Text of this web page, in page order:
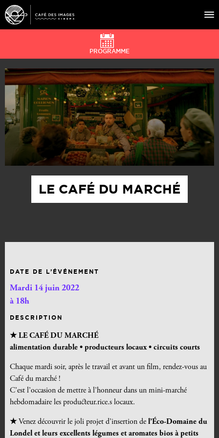
À L’AFFICHE
ÉVÉNEMENTS
CAFÉ DU CINÉ
PRATIQUE
ÉDUCATION AUX IMAGES
PROGRAMME
LE CAFÉ DU MARCHÉ
DATE DE L’ÉVÉNEMENT
Mardi 14 juin 2022
à 18h
DESCRIPTION
★ LE CAFÉ DU MARCHÉ
alimentation durable • producteurs locaux • circuits courts
Chaque mardi soir, après le travail et avant un film, rendez-vous au
Café du marché !
C’est l’occasion de mettre à l’honneur dans un mini-marché
hebdomadaire les producteur.rice.s locaux.
★ Venez découvrir le joli projet d’insertion de l’Éco-Domaine du
Londel et leurs excellents légumes et aromates bios à petits